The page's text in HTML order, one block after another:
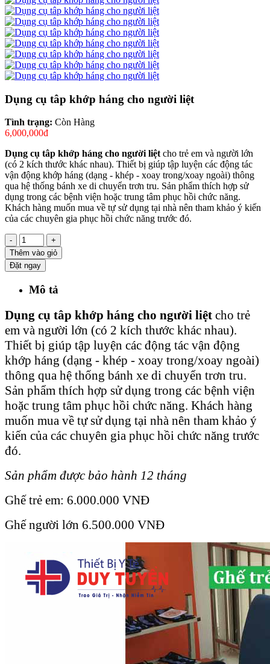
Dụng cụ tâp khớp háng cho người liệt
Tình trạng: Còn Hàng
6,000,000đ
Dụng cụ tâp khớp háng cho người liệtcho trẻ em và người lớn
(có 2 kích thước khác nhau). Thiết bị giúp tập luyện các động tác
vận động khớp háng (dạng - khép - xoay trong/xoay ngoài) thông
qua hệ thống bánh xe di chuyển trơn tru. Sản phẩm thích hợp sử
dụng trong các bệnh viện hoặc trung tâm phục hồi chức năng.
Khách hàng muốn mua về tự sử dụng tại nhà nên tham khảo ý kiến
của các chuyên gia phục hồi chức năng trước đó.
-
+
Thêm vào giỏ
Đặt ngay
Mô tả
Dụng cụ tâp khớp háng cho người liệt cho trẻ
em và người lớn (có 2 kích thước khác nhau).
Thiết bị giúp tập luyện các động tác vận động
khớp háng (dạng - khép - xoay trong/xoay ngoài)
thông qua hệ thống bánh xe di chuyển trơn tru.
Sản phẩm thích hợp sử dụng trong các bệnh viện
hoặc trung tâm phục hồi chức năng. Khách hàng
muốn mua về tự sử dụng tại nhà nên tham khảo ý
kiến của các chuyên gia phục hồi chức năng trước
đó.
Sản phẩm được bảo hành 12 tháng
Ghế trẻ em: 6.000.000 VNĐ
Ghế người lớn 6.500.000 VNĐ